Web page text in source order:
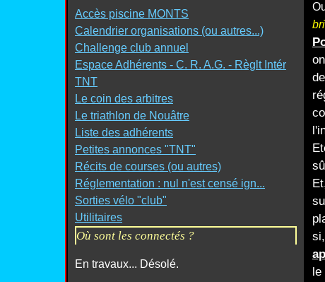
Accès piscine MONTS
Calendrier organisations (ou autres...)
Challenge club annuel
Espace Adhérents - C. R. A.G. - Règlt Intér
TNT
Le coin des arbitres
Le triathlon de Nouâtre
Liste des adhérents
Petites annonces "TNT"
Récits de courses (ou autres)
Réglementation : nul n'est censé ign...
Sorties vélo "club"
Utilitaires
Où sont les connectés ?
En travaux... Désolé.
le